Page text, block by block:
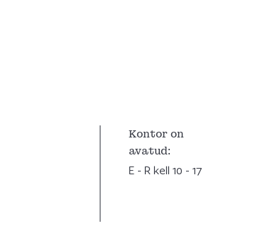
Kontor on
avatud:
E - R kell 10 - 17